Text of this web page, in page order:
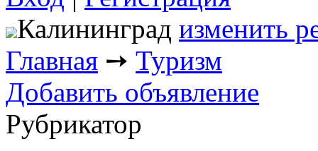
Калининград изменить
Главная ➙ Туризм
Добавить объявление
Рубрикатор